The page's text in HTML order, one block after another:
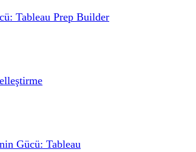
Tableau Prep Builder
Gücü: Tableau